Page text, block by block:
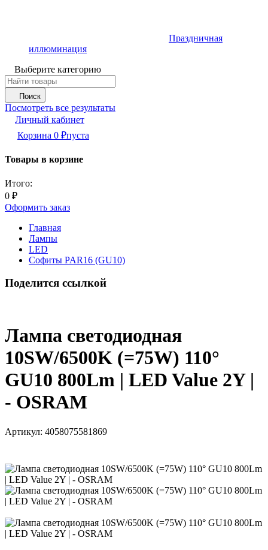
Праздничная
иллюминация
Выберите категорию
Поиск
Посмотреть все результаты
Личный кабинет
Корзина 0 ₽пуста
Товары в корзине
Итого:
0 ₽
Оформить заказ
Главная
Лампы
LED
Софиты PAR16 (GU10)
Поделится ссылкой
Лампа светодиодная
10SW/6500K (=75W) 110°
GU10 800Lm | LED Value 2Y |
- OSRAM
Артикул: 4058075581869